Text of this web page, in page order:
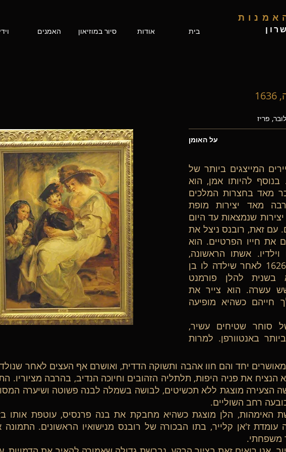
האמנים סיור במוזיאון אודות בית
על האומן
המייצגים ביותר של
הבארוק במאה ה- 17. בנוסף להיותו אמן, הוא
מאד בחצרות המלכים
מאד יצירות מופת
יצירות שנמצאות עד היום
עם זאת, רובנס ניצל את
את חייו הפרטיים. הוא
אשתו הראשונה,
איזבלה ברנדט, נפטרה בשנת 1626 לאחר שילדה לו בן
נישא בשנית להלן פורמנט
עשרה. הוא צייר את
חייהם כשהיא מופיעה
סוחר שטיחים עשיר,
באנטוורפן. למרות
הנציח את פניה היפות, תלתליה הזהובים וחיוכה הנדיב, בהרבה מציוריו.
הצעירה מוצגת ללא תכשיטים, לבושה בשמלה לבנה פשוטה ושיערה
רחב השוליים.
האימהות, הלן מוצגת כשהיא מחבקת את בנה פרנסיס, עוטפת אותו
עומדת ז'אן קלייר, בתו הבכורה של רובנס מנישואיו הראשונים. התמונה
משפחתי.